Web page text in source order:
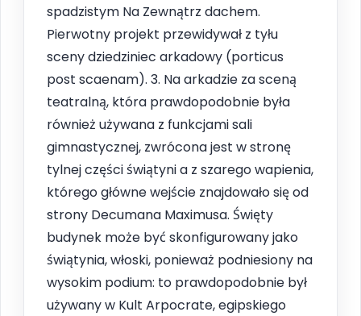
spadzistym Na Zewnątrz dachem.
Pierwotny projekt przewidywał z tyłu
sceny dziedziniec arkadowy (porticus
post scaenam). 3. Na arkadzie za sceną
teatralną, która prawdopodobnie była
również używana z funkcjami sali
gimnastycznej, zwrócona jest w stronę
tylnej części świątyni a z szarego wapienia,
którego główne wejście znajdowało się od
strony Decumana Maximusa. Święty
budynek może być skonfigurowany jako
świątynia, włoski, ponieważ podniesiony na
wysokim podium: to prawdopodobnie był
używany w Kult Arpocrate, egipskiego